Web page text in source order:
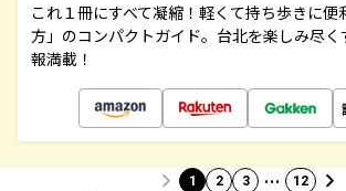
これ１冊にすべて凝縮！軽くて持ち歩きに便
方」のコンパクトガイド。台北を楽しみ尽
報満載！
1 2 3 … 12